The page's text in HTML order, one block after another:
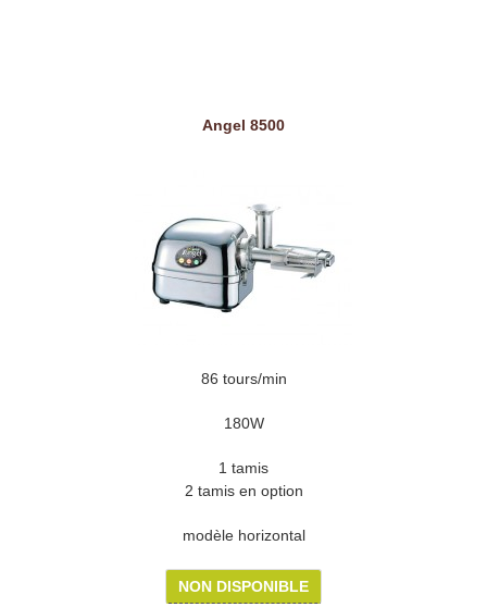
Angel 8500
86 tours/min
180W
1 tamis
2 tamis en option
modèle horizontal
NON DISPONIBLE